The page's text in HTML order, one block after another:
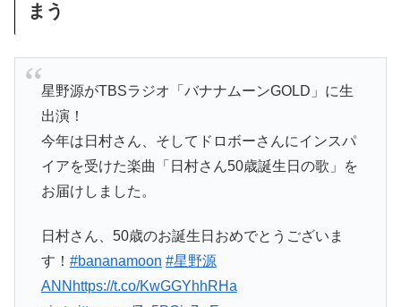
まう
星野源がTBSラジオ「バナナムーンGOLD」に生
出演！
今年は日村さん、そしてドロボーさんにインスパ
イアを受けた楽曲「日村さん50歳誕生日の歌」を
お届けしました。
日村さん、50歳のお誕生日おめでとうございま
す！ #bananamoon #星野源
ANN https://t.co/KwGGYhhRHa